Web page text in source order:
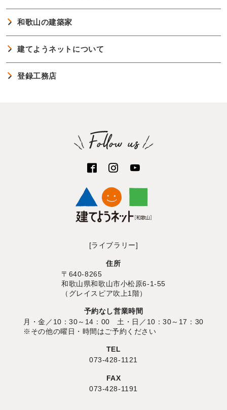
和歌山の建築家
建てようネットについて
登録工務店
[ライブラリー]
住所
〒640-8265
和歌山県和歌山市小松原6-1-55
（グレイスピア吹上1階）
予約なし営業時間
月・金／10：30～14：00 土・日／10：30～17：30
※その他の曜日・時間はご予約ください
TEL
073-428-1121
FAX
073-428-1191